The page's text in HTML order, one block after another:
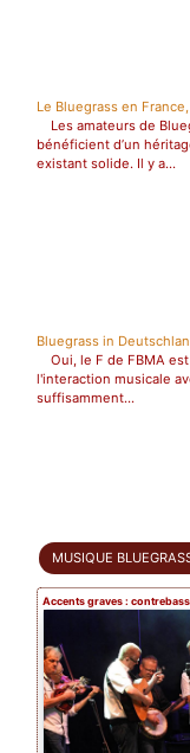
Le Bluegrass en
Les amateurs de
bénéficient d’un
existant solide. Il y a...
Bluegrass in
Oui, le F de FBMA
l'interaction musicale
suffisamment...
MUSIQUE
Accents graves :